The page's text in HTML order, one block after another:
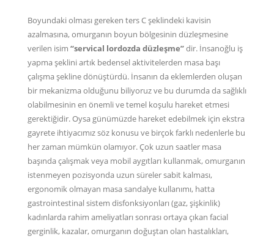
Boyundaki olması gereken ters C şeklindeki kavisin
azalmasına, omurganın boyun bölgesinin düzleşmesine
verilen isim “servical lordozda düzleşme”dir. İnsanoğlu iş
yapma şeklini artık bedensel aktivitelerden masa başı
çalışma şekline dönüştürdü. İnsanın da eklemlerden oluşan
bir mekanizma olduğunu biliyoruz ve bu durumda da sağlıklı
olabilmesinin en önemli ve temel koşulu hareket etmesi
gerektiğidir. Oysa günümüzde hareket edebilmek için ekstra
gayrete ihtiyacımız söz konusu ve birçok farklı nedenlerle bu
her zaman mümkün olamıyor. Çok uzun saatler masa
başında çalışmak veya mobil aygıtları kullanmak, omurganın
istenmeyen pozisyonda uzun süreler sabit kalması,
ergonomik olmayan masa sandalye kullanımı, hatta
gastrointestinal sistem disfonksiyonları (gaz, şişkinlik)
kadınlarda rahim ameliyatları sonrası ortaya çıkan facial
gerginlik, kazalar, omurganın doğuştan olan hastalıkları,